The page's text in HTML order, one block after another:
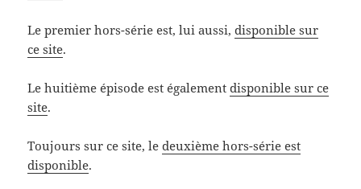
Le premier hors-série est, lui aussi,disponible sur
ce site.
Le huitième épisode est égalementdisponible sur ce
site.
Toujours sur ce site, ledeuxième hors-série est
disponible.